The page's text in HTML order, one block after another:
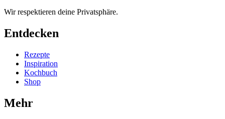
Wir respektieren deine Privatsphäre.
Entdecken
Rezepte
Inspiration
Kochbuch
Shop
Mehr